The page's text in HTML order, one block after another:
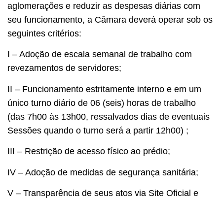
aglomerações e reduzir as despesas diárias com
seu funcionamento, a Câmara deverá operar sob os
seguintes critérios:
I – Adoção de escala semanal de trabalho com
revezamentos de servidores;
II – Funcionamento estritamente interno e em um
único turno diário de 06 (seis) horas de trabalho
(das 7h00 às 13h00, ressalvados dias de eventuais
Sessões quando o turno será a partir 12h00) ;
III – Restrição de acesso físico ao prédio;
IV – Adoção de medidas de segurança sanitária;
V – Transparência de seus atos via Site Oficial e